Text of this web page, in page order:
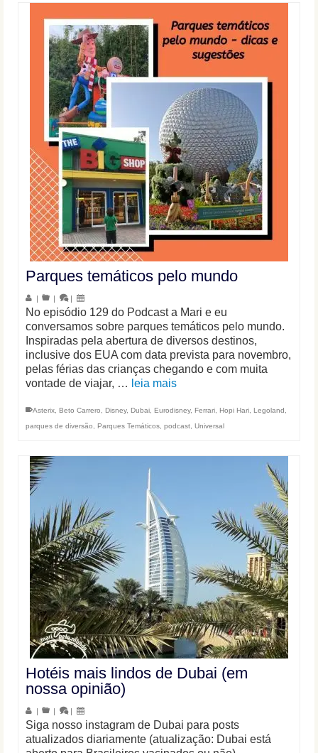
Parques temáticos pelo mundo
| | |
No episódio 129 do Podcast a Mari e eu
conversamos sobre parques temáticos pelo mundo.
Inspiradas pela abertura de diversos destinos,
inclusive dos EUA com data prevista para novembro,
pelas férias das crianças chegando e com muita
vontade de viajar, … leia mais
Asterix Beto Carrero Disney, Dubai Eurodisney, Ferrari Hopi Hari Legoland
parques de diversão
Parques Temáticos podcast Universal
Hotéis mais lindos de Dubai (em
nossa opinião)
| | |
Siga nosso instagram de Dubai para posts
atualizados diariamente (atualização: Dubai está